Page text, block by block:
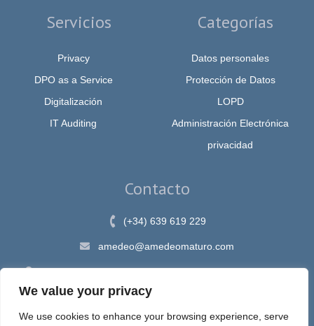
We value your privacy
We use cookies to enhance your browsing experience, serve
Servicios
Privacy
DPO as a Service
Digitalización
IT Auditing
Categorías
Datos personales
Protección de Datos
LOPD
Administración Electrónica
privacidad
Contacto
(+34) 639 619 229
amedeo@amedeomaturo.com
Av. Rambla Méndez Núnez, 12, Alicante 03002, España